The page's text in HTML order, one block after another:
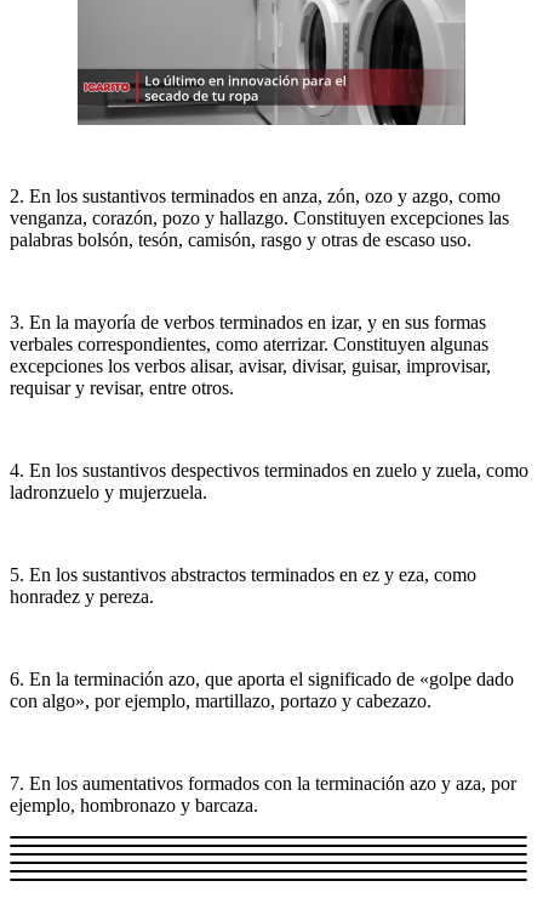
2. En los sustantivos terminados en anza, zón, ozo y azgo, como
venganza, corazón, pozo y hallazgo. Constituyen excepciones las
palabras bolsón, tesón, camisón, rasgo y otras de escaso uso.
3. En la mayoría de verbos terminados en izar, y en sus formas
verbales correspondientes, como aterrizar. Constituyen algunas
excepciones los verbos alisar, avisar, divisar, guisar, improvisar,
requisar y revisar, entre otros.
4. En los sustantivos despectivos terminados en zuelo y zuela, como
ladronzuelo y mujerzuela.
5. En los sustantivos abstractos terminados en ez y eza, como
honradez y pereza.
6. En la terminación azo, que aporta el significado de «golpe dado
con algo», por ejemplo, martillazo, portazo y cabezazo.
7. En los aumentativos formados con la terminación azo y aza, por
ejemplo, hombronazo y barcaza.